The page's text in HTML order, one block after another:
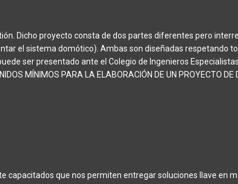
Dicho proyecto consta de dos partes diferentes pero
el sistema domótico). Ambas son diseñadas respetando
ser presentado ante el Colegio de Ingenieros
MÍNIMOS PARA LA ELABORACIÓN DE UN PROYECTO
que nos permiten entregar soluciones llave en